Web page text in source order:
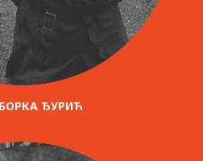
ЂУРИЋ